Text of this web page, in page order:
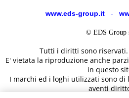
www.eds-group.it -
© EDS Group
Tutti i diritti sono riservati.
E' vietata la riproduzione anche
in questo
I marchi ed i loghi utilizzati sono
aventi